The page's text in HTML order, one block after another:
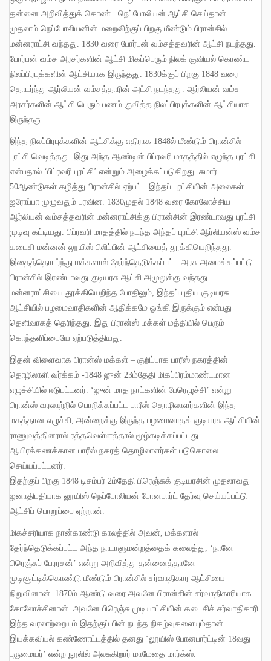
தன்னை அறிவித்துக் கொண்ட நெப்போலியன் ஆட்சி செய்தான்
முதலாம் நெப்போலியனின் மறைவிற்குப் பிறகு மீண்டும் பிரான்சில்
மன்னராட்சி வந்தது . 1830 வரை போர்பன் வம்சத்தவரின் ஆட்சி நடந்தது
போர்பன் வம்ச அரசர்களின் ஆட்சி மிகப்பெரும் நிலக் குவியல் கொண்ட
நிலப்பிரபுக்களின் ஆட்சியாக இருந்தது . 1830க்குப் பிறகு 1848 வரை
தொடர்ந்து ஆர்லியன் வம்சத்தாரின் அட்சி நடந்தது ஆர்லியன் வம்ச
அரசர்களின் ஆட்சி பெரும் பணம் குவித்த நிலப்பிரபுக்களின் ஆட்சியாக
இருந்தது
இந்த நிலப்பிரபுக்களின் ஆட்சிக்கு எதிராக 1848ல் மீண்டும் பிரான்சில்
புரட்சி வெடித்தது. இது அந்த ஆண்டின் பிப்ரவரி மாதத்தில் எழுந்த புரட்சி
என்பதால் ‘பிப்ரவரி புரட்சி’ என்றும் அழைக்கப்படுகிறது. சுமார்
50ஆண்டுகள் கழித்து பிரான்சில் ஏற்பட்ட இந்தப் புரட்சியின் அலைகள்
ஐரோப்பா முழுவதும் பரவின. 1830முதல் 1848 வரை கோலோச்சிய
ஆர்லியன் வம்சத்தவரின் மன்னராட்சிக்கு பிரான்சின் இரண்டாவது புரட்சி
முடிவு கட்டியது. பிப்ரவரி மாதத்தில் நடந்த அந்தப் புரட்சி ஆர்லியன்ஸ் வம்ச
கடைசி மன்னன் லூயிஸ் பிலிப்பின் ஆட்சியைத் தூக்கியெறிந்தது.
இதைத்தொடர்ந்து மக்களால் தேர்ந்தெடுக்கப்பட்ட அரசு அமைக்கப்பட்டு
பிரான்சில் இரண்டாவது குடியரசு ஆட்சி அமுலுக்கு வந்தது.
மன்னராட்சியை தூக்கியெறிந்த போதிலும், இந்தப் புதிய குடியரசு
ஆட்சியில் பழமைவாதிகளின் ஆதிக்கமே ஓங்கி இருக்கும் என்பது
தெளிவாகத் தெரிந்தது. இது பிரான்ஸ் மக்கள் மத்தியில் பெரும்
கொந்தளிப்பையே ஏற்படுத்தியது.
இதன் விளைவாக பிரான்ஸ் மக்கள் – குறிப்பாக பாரீஸ் நகரத்தின்
தொழிலாளி வர்க்கம் -1848 ஜுன் 23ம்தேதி மிகப்பிரம்மாண்டமான
எழுச்சியில் ஈடுபட்டனர். ‘ஜுன் மாத நாட்களின் பேரெழுச்சி’ என்று
பிரான்ஸ் வரலாற்றில் பொறிக்கப்பட்ட பாரீஸ் தொழிலாளர்களின் இந்த
மகத்தான எழுச்சி, அன்றைக்கு இருந்த பழமைவாதக் குடியரசு ஆட்சியின்
ராணுவத்தினரால் ரத்தவெள்ளத்தால் மூழ்கடிக்கப்பட்டது.
ஆயிரக்கணக்கான பாரீஸ் நகரத் தொழிலாளர்கள் படுகொலை
செய்யப்பட்டனர்.
இதற்குப் பிறகு 1848 டிசம்பர் 2ம்தேதி பிரெஞ்சுக் குடியரசின் முதலாவது
ஜனாதிபதியாக லூயிஸ் நெப்போலியன் போனபார்ட் தேர்வு செய்யப்பட்டு
ஆட்சிப் பொறுப்பை ஏற்றான்.
மிகச்சரியாக நான்காண்டு காலத்தில் அவன், மக்களால்
தேர்ந்தெடுக்கப்பட்ட அந்த நாடாளுமன்றத்தைக் கலைத்து, ‘நானே
பிரெஞ்சுப் பேரரசன்’ என்று அறிவித்து தன்னைத்தானே
முடிசூட்டிக்கொண்டு மீண்டும் பிரான்சில் சர்வாதிகார ஆட்சியை
நிறுவினான். 1870ம் ஆண்டு வரை அவனே பிரான்சின் சர்வாதிகாரியாக
கோலோச்சினான். அவனே பிரெஞ்சு முடியாட்சியின் கடைசிச் சர்வாதிகாரி.
இந்த வரலாற்றையும் இதற்குப் பின் நடந்த நிகழ்வுகளையும்தான்
இயக்கவியல் கண்ணோட்டத்தில் தனது ‘லூயிஸ் போனபார்ட்டின் 18வது
புருமையர்’ என்ற நூலில் அலசுகிறார் மாமேதை மார்க்ஸ்.